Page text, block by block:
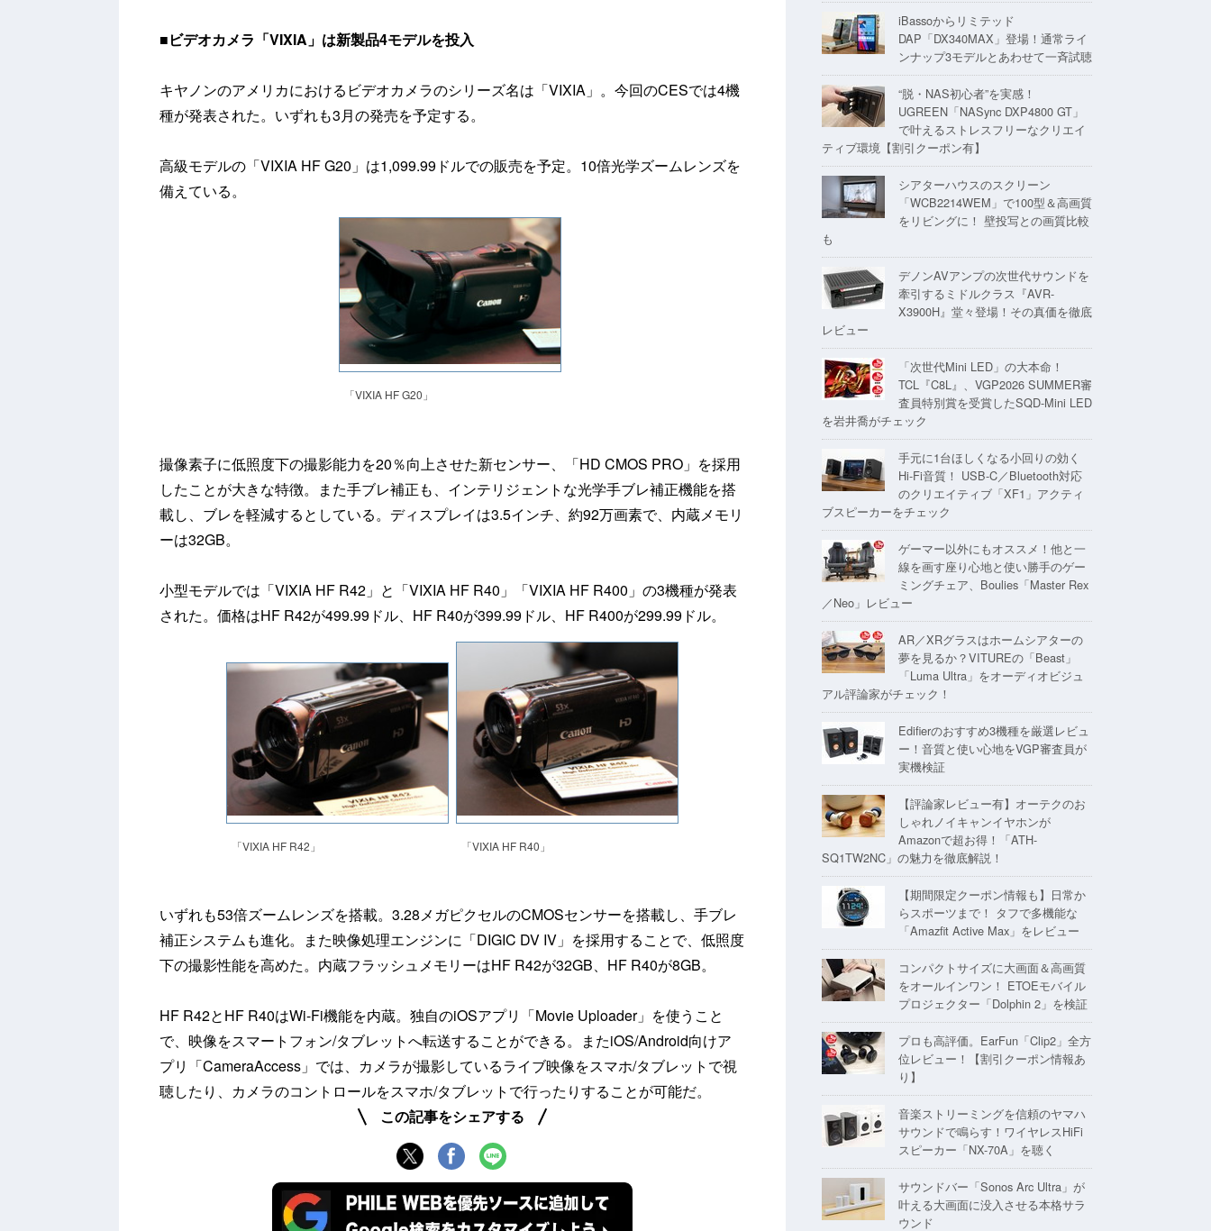
■ビデオカメラ「VIXIA」は新製品4モデルを投入
キヤノンのアメリカにおけるビデオカメラのシリーズ名は「VIXIA」。今回のCESでは4機
種が発表された。いずれも3月の発売を予定する。
高級モデルの「VIXIA HF G20」は1,099.99ドルでの販売を予定。10倍光学ズームレンズを
備えている。
「VIXIA HF G20」
撮像素子に低照度下の撮影能力を20％向上させた新センサー、「HD CMOS PRO」を採用
したことが大きな特徴。また手ブレ補正も、インテリジェントな光学手ブレ補正機能を搭
載し、ブレを軽減するとしている。ディスプレイは3.5インチ、約92万画素で、内蔵メモリ
ーは32GB。
小型モデルでは「VIXIA HF R42」と「VIXIA HF R40」「VIXIA HF R400」の3機種が発表
された。価格はHF R42が499.99ドル、HF R40が399.99ドル、HF R400が299.99ドル。
「VIXIA HF R42」 「VIXIA HF R40」
いずれも53倍ズームレンズを搭載。3.28メガピクセルのCMOSセンサーを搭載し、手ブレ
補正システムも進化。また映像処理エンジンに「DIGIC DV IV」を採用することで、低照度
下の撮影性能を高めた。内蔵フラッシュメモリーはHF R42が32GB、HF R40が8GB。
HF R42とHF R40はWi-Fi機能を内蔵。独自のiOSアプリ「Movie Uploader」を使うこと
で、映像をスマートフォン/タブレットへ転送することができる。またiOS/Android向けア
プリ「CameraAccess」では、カメラが撮影しているライブ映像をスマホ/タブレットで視
聴したり、カメラのコントロールをスマホ/タブレットで行ったりすることが可能だ。
この記事をシェアする
iBassoからリミテッド
DAP「DX340MAX」登場！通常ライ
ンナップ3モデルとあわせて一斉試聴
“脱・NAS初心者”を実感！
UGREEN「NASync DXP4800 GT」
で叶えるストレスフリーなクリエイ
ティブ環境【割引クーポン有】
シアターハウスのスクリーン
「WCB2214WEM」で100型＆高画質
をリビングに！ 壁投写との画質比較
も
デノンAVアンプの次世代サウンドを
牽引するミドルクラス『AVR-
X3900H』堂々登場！その真価を徹底
レビュー
「次世代Mini LED」の大本命！
TCL『C8L』、VGP2026 SUMMER審
査員特別賞を受賞したSQD-Mini LED
を岩井喬がチェック
手元に1台ほしくなる小回りの効く
Hi-Fi音質！ USB-C／Bluetooth対応
のクリエイティブ「XF1」アクティ
ブスピーカーをチェック
ゲーマー以外にもオススメ！他と一
線を画す座り心地と使い勝手のゲー
ミングチェア、Boulies「Master Rex
／Neo」レビュー
AR／XRグラスはホームシアターの
夢を見るか？VITUREの「Beast」
「Luma Ultra」をオーディオビジュ
アル評論家がチェック！
Edifierのおすすめ3機種を厳選レビュ
ー！音質と使い心地をVGP審査員が
実機検証
【評論家レビュー有】オーテクのお
しゃれノイキャンイヤホンが
Amazonで超お得！「ATH-
SQ1TW2NC」の魅力を徹底解説！
【期間限定クーポン情報も】日常か
らスポーツまで！ タフで多機能な
「Amazfit Active Max」をレビュー
コンパクトサイズに大画面＆高画質
をオールインワン！ ETOEモバイル
プロジェクター「Dolphin 2」を検証
プロも高評価。EarFun「Clip2」全方
位レビュー！【割引クーポン情報あ
り】
音楽ストリーミングを信頼のヤマハ
サウンドで鳴らす！ワイヤレスHiFi
スピーカー「NX-70A」を聴く
サウンドバー「Sonos Arc Ultra」が
叶える大画面に没入させる本格サラ
ウンド